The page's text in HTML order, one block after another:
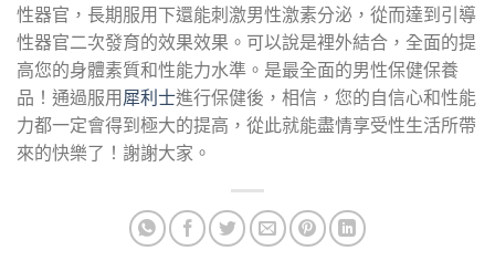
性器官，長期服用下還能刺激男性激素分泌，從而達到引導
性器官二次發育的效果效果。可以說是裡外結合，全面的提
高您的身體素質和性能力水準。是最全面的男性保健保養
品！通過服用犀利士進行保健後，相信，您的自信心和性能
力都一定會得到極大的提高，從此就能盡情享受性生活所帶
來的快樂了！謝謝大家。